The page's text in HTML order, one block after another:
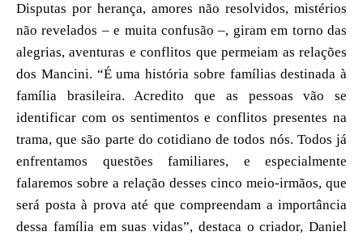
Disputas por herança, amores não resolvidos, mistérios
não revelados – e muita confusão –, giram em torno das
alegrias, aventuras e conflitos que permeiam as relações
dos Mancini. “É uma história sobre famílias destinada à
família brasileira. Acredito que as pessoas vão se
identificar com os sentimentos e conflitos presentes na
trama, que são parte do cotidiano de todos nós. Todos já
enfrentamos questões familiares, e especialmente
falaremos sobre a relação desses cinco meio-irmãos, que
será posta à prova até que compreendam a importância
dessa família em suas vidas”, destaca o criador, Daniel